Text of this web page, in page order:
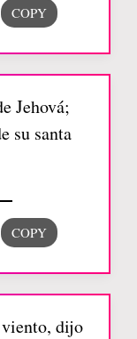
Jehová;
su santa
dijo